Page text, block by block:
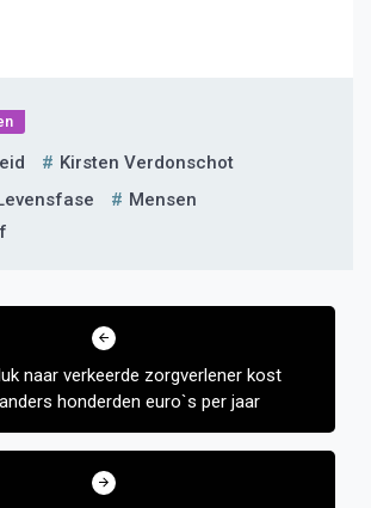
Kirsten Verdonschot
Mensen
naar verkeerde zorgverlener kost
honderden euro`s per jaar